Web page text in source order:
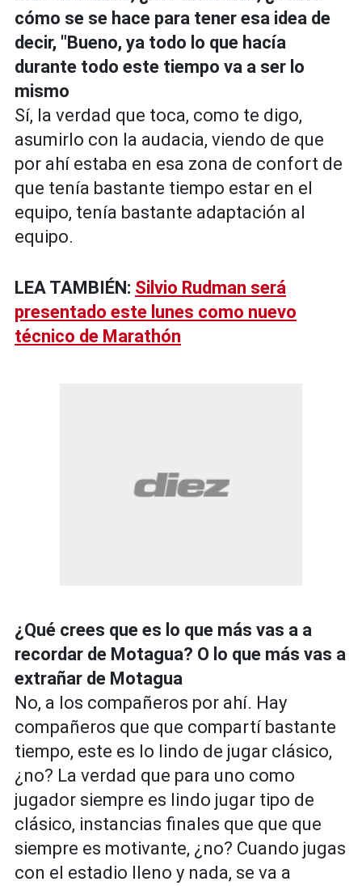
cómo se se hace para tener esa idea de
decir, "Bueno, ya todo lo que hacía
durante todo este tiempo va a ser lo
mismo
Sí, la verdad que toca, como te digo,
asumirlo con la audacia, viendo de que
por ahí estaba en esa zona de confort de
que tenía bastante tiempo estar en el
equipo, tenía bastante adaptación al
equipo.
LEA TAMBIÉN: Silvio Rudman será
presentado este lunes como nuevo
técnico de Marathón
¿Qué crees que es lo que más vas a a
recordar de Motagua? O lo que más vas a
extrañar de Motagua
No, a los compañeros por ahí. Hay
compañeros que que compartí bastante
tiempo, este es lo lindo de jugar clásico,
¿no? La verdad que para uno como
jugador siempre es lindo jugar tipo de
clásico, instancias finales que que que
siempre es motivante, ¿no? Cuando jugas
con el estadio lleno y nada, se va a